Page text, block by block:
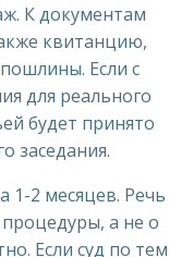
К документам
квитанцию,
Если с
для реального
будет принято
заседания.
1-2 месяцев. Речь
а не о
Если суд по тем